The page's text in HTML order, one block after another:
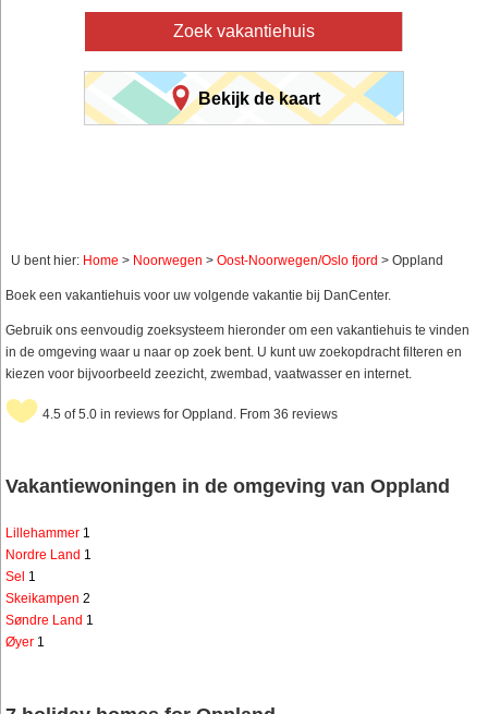
Zoek vakantiehuis
Bekijk de kaart
U bent hier: Home > Noorwegen > Oost-Noorwegen/Oslo fjord > Oppland
Boek een vakantiehuis voor uw volgende vakantie bij DanCenter.
Gebruik ons eenvoudig zoeksysteem hieronder om een vakantiehuis te vinden
in de omgeving waar u naar op zoek bent. U kunt uw zoekopdracht filteren en
kiezen voor bijvoorbeeld zeezicht, zwembad, vaatwasser en internet.
4.5 of 5.0 in reviews for Oppland. From 36 reviews
Vakantiewoningen in de omgeving van Oppland
Lillehammer 1
Nordre Land 1
Sel 1
Skeikampen 2
Søndre Land 1
Øyer 1